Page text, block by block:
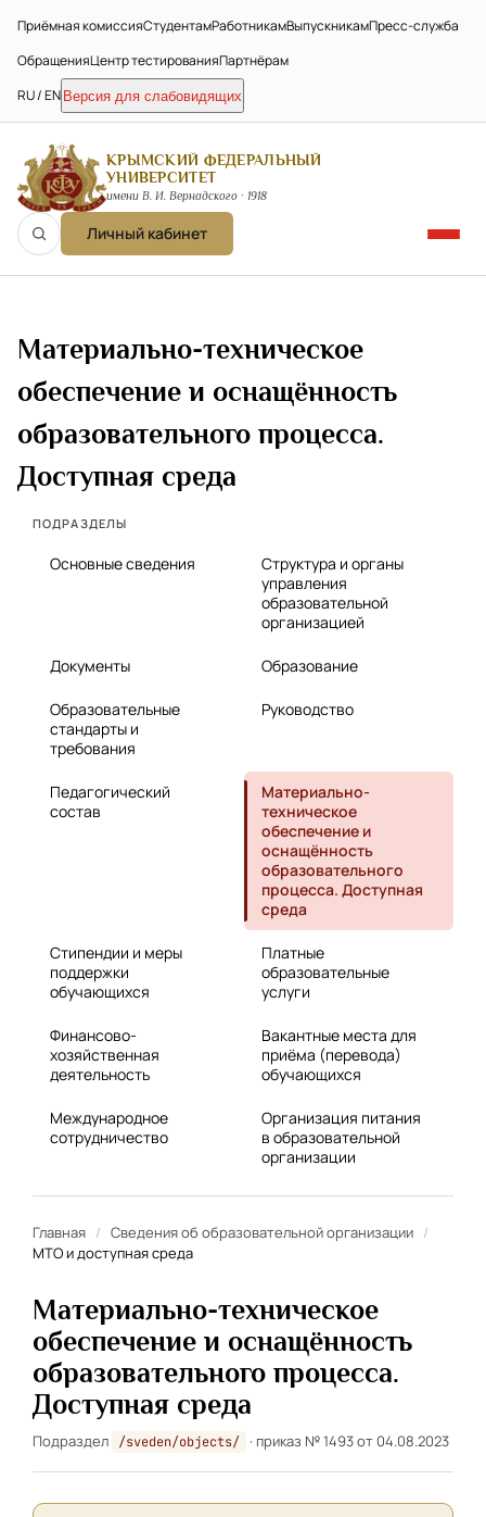
Приёмная комиссияСтудентамРаботникамВыпускникамПресс-служба
ОбращенияЦентр тестированияПартнёрам
RU / EN Версия для слабовидящих
КРЫМСКИЙ ФЕДЕРАЛЬНЫЙ
УНИВЕРСИТЕТ
имени В. И. Вернадского · 1918
Личный кабинет
Материально-техническое
обеспечение и оснащённость
образовательного процесса.
Доступная среда
ПОДРАЗДЕЛЫ
Основные сведения
Структура и органы
управления
образовательной
организацией
Документы Образование
Образовательные
стандарты и
требования
Руководство
Педагогический
состав
Материально-
техническое
обеспечение и
оснащённость
образовательного
процесса. Доступная
среда
Стипендии и меры
поддержки
обучающихся
Платные
образовательные
услуги
Финансово-
хозяйственная
деятельность
Вакантные места для
приёма (перевода)
обучающихся
Международное
сотрудничество
Организация питания
в образовательной
организации
Главная / Сведения об образовательной организации /
МТО и доступная среда
Материально-техническое
обеспечение и оснащённость
образовательного процесса.
Доступная среда
Подраздел /sveden/objects/ · приказ № 1493 от 04.08.2023